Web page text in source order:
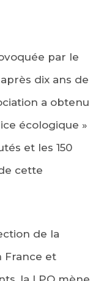
par le
dix ans de
a obtenu
écologique »
et les 150
cette
de la
France et